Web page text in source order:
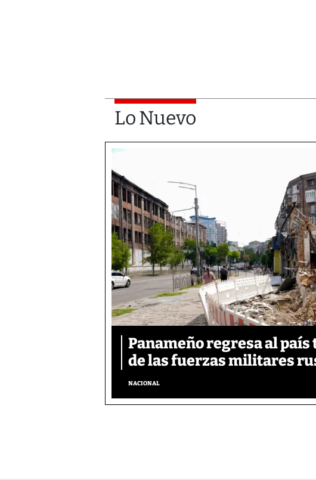
Lo Nuevo
Panameño regresa al
de las fuerzas militares
NACIONAL